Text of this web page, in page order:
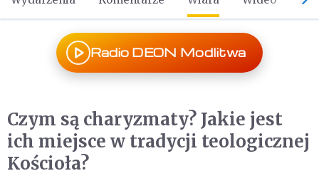
Radio DEON Modlitwa
Czym są charyzmaty? Jakie jest
ich miejsce w tradycji teologicznej
Kościoła?